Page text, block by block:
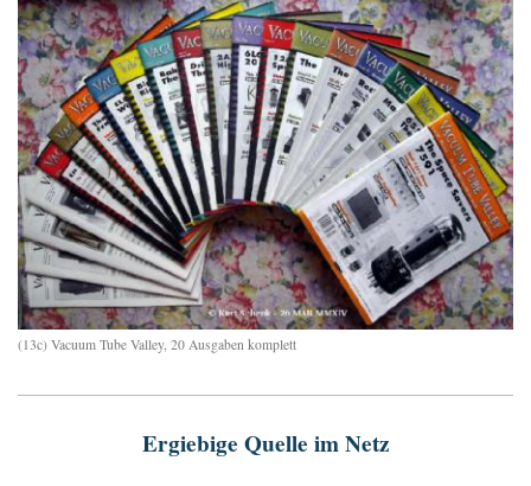
(13c) Vacuum Tube Valley, 20 Ausgaben komplett
Ergiebige Quelle im Netz